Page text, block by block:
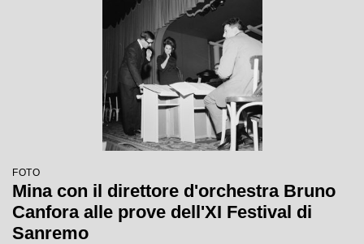
FOTO
Mina con il direttore d'orchestra Bruno
Canfora alle prove dell'XI Festival di
Sanremo